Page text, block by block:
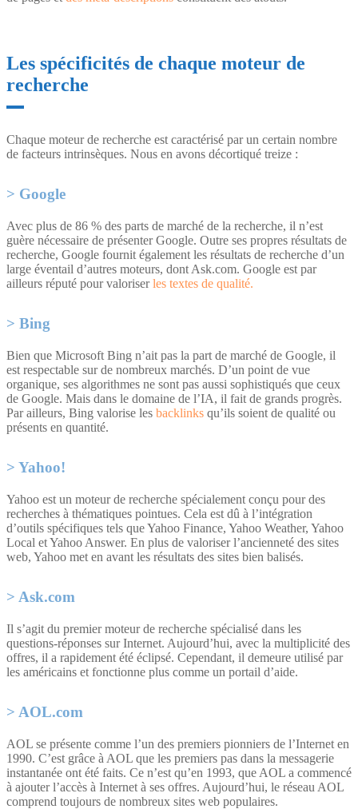
Les spécificités de chaque moteur de
recherche
Chaque moteur de recherche est caractérisé par un certain nombre
de facteurs intrinsèques. Nous en avons décortiqué treize :
Google
Avec plus de 86 % des parts de marché de la recherche, il n’est
guère nécessaire de présenter Google. Outre ses propres résultats de
recherche, Google fournit également les résultats de recherche d’un
large éventail d’autres moteurs, dont Ask.com. Google est par
ailleurs réputé pour valoriserles textes de qualité.
Bing
Bien que Microsoft Bing n’ait pas la part de marché de Google, il
est respectable sur de nombreux marchés. D’un point de vue
organique, ses algorithmes ne sont pas aussi sophistiqués que ceux
de Google. Mais dans le domaine de l’IA, il fait de grands progrès.
Par ailleurs, Bing valorise les backlinks qu’ils soient de qualité ou
présents en quantité.
Yahoo!
Yahoo est un moteur de recherche spécialement conçu pour des
recherches à thématiques pointues. Cela est dû à l’intégration
d’outils spécifiques tels que Yahoo Finance, Yahoo Weather, Yahoo
Local et Yahoo Answer. En plus de valoriser l’ancienneté des sites
web, Yahoo met en avant les résultats des sites bien balisés.
Ask.com
Il s’agit du premier moteur de recherche spécialisé dans les
questions-réponses sur Internet. Aujourd’hui, avec la multiplicité des
offres, il a rapidement été éclipsé. Cependant, il demeure utilisé par
les américains et fonctionne plus comme un portail d’aide.
AOL.com
AOL se présente comme l’un des premiers pionniers de l’Internet en
1990. C’est grâce à AOL que les premiers pas dans la messagerie
instantanée ont été faits. Ce n’est qu’en 1993, que AOL a commencé
à ajouter l’accès à Internet à ses offres. Aujourd’hui, le réseau AOL
comprend toujours de nombreux sites web populaires.